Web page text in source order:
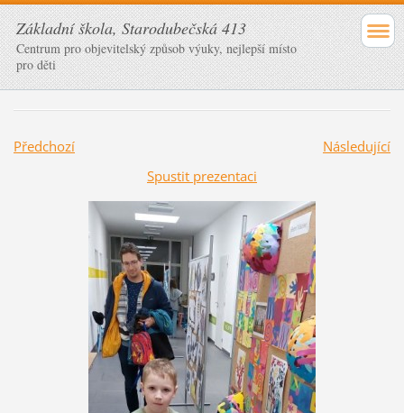
Základní škola, Starodubečská 413
Centrum pro objevitelský způsob výuky, nejlepší místo
pro děti
Předchozí
Následující
Spustit prezentaci